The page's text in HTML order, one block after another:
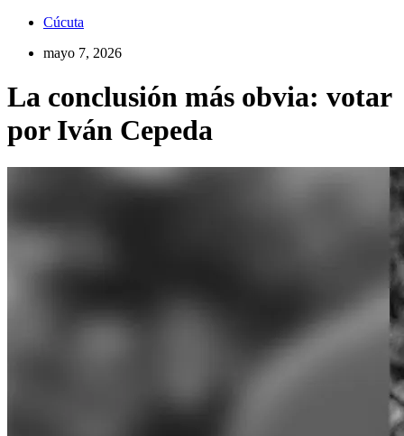
Cúcuta
mayo 7, 2026
La conclusión más obvia: votar
por Iván Cepeda